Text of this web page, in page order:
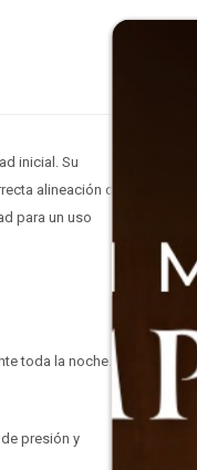
inicial. Su
alineación de la
para un uso
toda la noche.
presión y